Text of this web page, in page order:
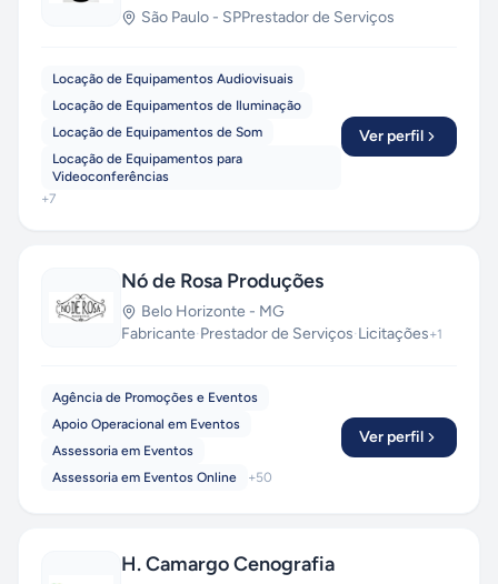
São Paulo - SPPrestador de Serviços
Locação de Equipamentos Audiovisuais
Locação de Equipamentos de Iluminação
Locação de Equipamentos de Som
Locação de Equipamentos para
Videoconferências
+7
Ver perfil
Nó de Rosa Produções
Belo Horizonte - MG
Fabricante·Prestador de Serviços·Licitações+1
Agência de Promoções e Eventos
Apoio Operacional em Eventos
Assessoria em Eventos
Assessoria em Eventos Online
+50
Ver perfil
H. Camargo Cenografia